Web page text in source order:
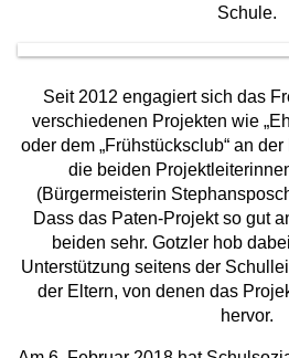
Schule.
Seit 2012 engagiert sich das
verschiedenen Projekten wie
oder dem „Frühstücksclub“ an
die beiden
(Bürgermeisterin
Dass das Paten-Projekt so gut
beiden sehr. Gotzler hob
Unterstützung seitens der
der Eltern, von denen das
hervor.